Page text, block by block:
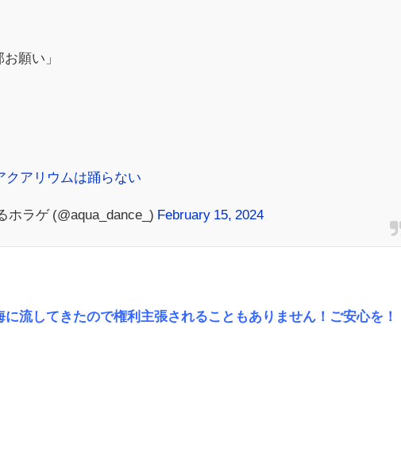
願い」
クアリウムは踊らない
ラゲ (@aqua_dance_) February 15, 2024
流してきたので権利主張されることもありません！ご安心を！